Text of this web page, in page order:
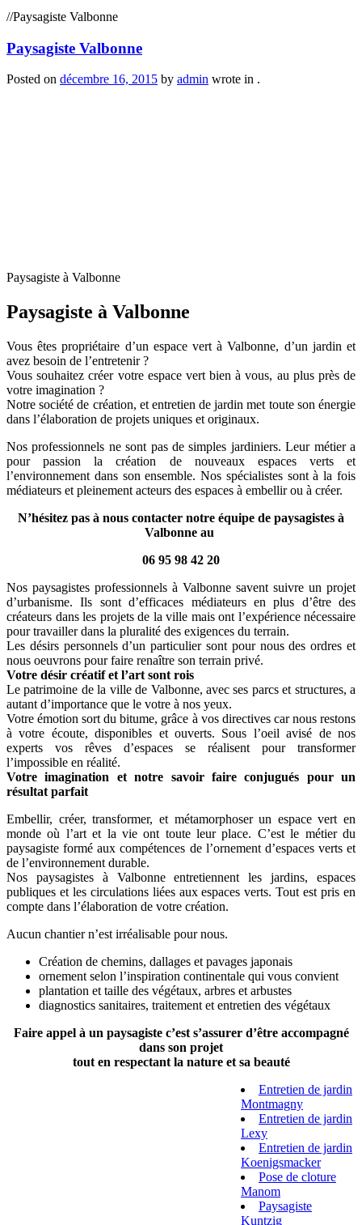
//Paysagiste Valbonne
Paysagiste Valbonne
Posted on décembre 16, 2015 by admin wrote in .
Paysagiste à Valbonne
Paysagiste à Valbonne
Vous êtes propriétaire d’un espace vert à Valbonne, d’un jardin et
avez besoin de l’entretenir ?
Vous souhaitez créer votre espace vert bien à vous, au plus près de
votre imagination ?
Notre société de création, et entretien de jardin met toute son énergie
dans l’élaboration de projets uniques et originaux.
Nos professionnels ne sont pas de simples jardiniers. Leur métier a
pour passion la création de nouveaux espaces verts et
l’environnement dans son ensemble. Nos spécialistes sont à la fois
médiateurs et pleinement acteurs des espaces à embellir ou à créer.
N’hésitez pas à nous contacter notre équipe de paysagistes à
Valbonne au
06 95 98 42 20
Nos paysagistes professionnels à Valbonne savent suivre un projet
d’urbanisme. Ils sont d’efficaces médiateurs en plus d’être des
créateurs dans les projets de la ville mais ont l’expérience nécessaire
pour travailler dans la pluralité des exigences du terrain.
Les désirs personnels d’un particulier sont pour nous des ordres et
nous oeuvrons pour faire renaître son terrain privé.
Votre désir créatif et l’art sont rois
Le patrimoine de la ville de Valbonne, avec ses parcs et structures, a
autant d’importance que le votre à nos yeux.
Votre émotion sort du bitume, grâce à vos directives car nous restons
à votre écoute, disponibles et ouverts. Sous l’oeil avisé de nos
experts vos rêves d’espaces se réalisent pour transformer
l’impossible en réalité.
Votre imagination et notre savoir faire conjugués pour un
résultat parfait
Embellir, créer, transformer, et métamorphoser un espace vert en
monde où l’art et la vie ont toute leur place. C’est le métier du
paysagiste formé aux compétences de l’ornement d’espaces verts et
de l’environnement durable.
Nos paysagistes à Valbonne entretiennent les jardins, espaces
publiques et les circulations liées aux espaces verts. Tout est pris en
compte dans l’élaboration de votre création.
Aucun chantier n’est irréalisable pour nous.
Création de chemins, dallages et pavages japonais
ornement selon l’inspiration continentale qui vous convient
plantation et taille des végétaux, arbres et arbustes
diagnostics sanitaires, traitement et entretien des végétaux
Faire appel à un paysagiste c’est s’assurer d’être accompagné
dans son projet
tout en respectant la nature et sa beauté
Entretien de jardin
Montmagny
Entretien de jardin
Lexy
Entretien de jardin
Koenigsmacker
Pose de cloture
Manom
Paysagiste
Kuntzig